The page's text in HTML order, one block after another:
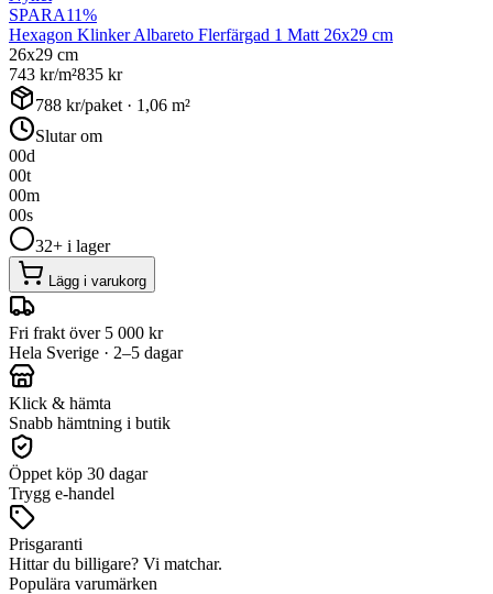
SPARA11%
Hexagon Klinker Albareto Flerfärgad 1 Matt 26x29 cm
26x29 cm
743 kr/m²835 kr
788 kr/paket · 1,06 m²
Slutar om
00d
00t
00m
00s
32+ i lager
Lägg i varukorg
Fri frakt över 5 000 kr
Hela Sverige · 2–5 dagar
Klick & hämta
Snabb hämtning i butik
Öppet köp 30 dagar
Trygg e-handel
Prisgaranti
Hittar du billigare? Vi matchar.
Populära varumärken